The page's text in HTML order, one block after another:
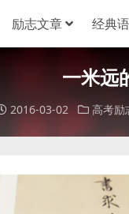
励志文章 经典
一米远
2016-03-02 高考励